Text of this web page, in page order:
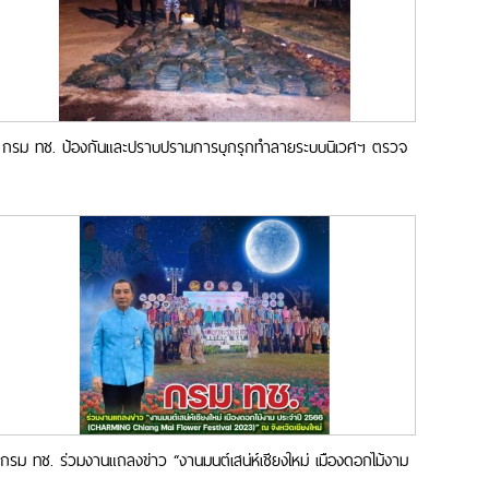
กรม ทช. ป้องกันและปราบปรามการบุกรุกทำลายระบบนิเวศฯ ตรวจ
กรม ทช. ร่วมงานแถลงข่าว “งานมนต์เสน่ห์เชียงใหม่ เมืองดอกไม้งาม